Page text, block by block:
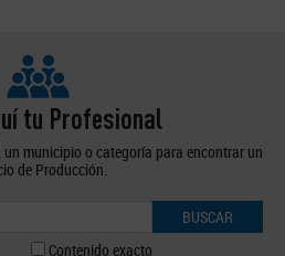
tu Profesional
municipio o categoría para encontrar un
de Producción.
BUSCAR
Contenido exacto